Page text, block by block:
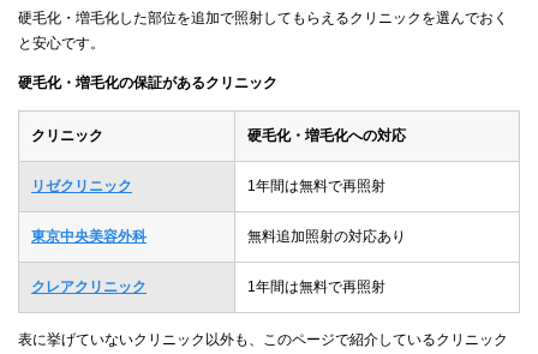
硬毛化・増毛化した部位を追加で照射してもらえるクリニックを選んでおく
と安心です。
硬毛化・増毛化の保証があるクリニック
クリニック 硬毛化・増毛化への対応
リゼクリニック 1年間は無料で再照射
東京中央美容外科 無料追加照射の対応あり
クレアクリニック 1年間は無料で再照射
表に挙げていないクリニック以外も、このページで紹介しているクリニック